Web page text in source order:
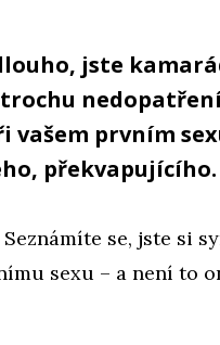
jste
vašem prvním
překvapujícího.
Seznámíte se, jste si
sexu – a není to